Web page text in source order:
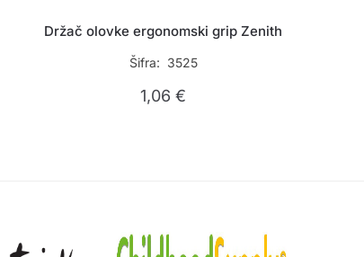
Držač olovke ergonomski grip Zenith
Šifra: 3525
1,06€